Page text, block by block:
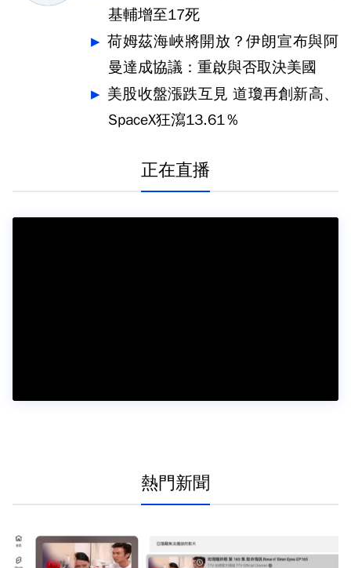
基輔增至17死
荷姆茲海峽將開放？伊朗宣布與阿
曼達成協議：重啟與否取決美國
美股收盤漲跌互見 道瓊再創新高、
SpaceX狂瀉13.61％
正在直播
熱門新聞